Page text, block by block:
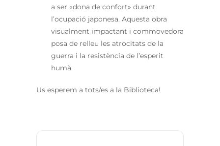
a ser «dona de confort» durant
l’ocupació japonesa. Aquesta obra
visualment impactant i commovedora
posa de relleu les atrocitats de la
guerra i la resistència de l’esperit
humà.
Us esperem a tots/es a la Biblioteca!